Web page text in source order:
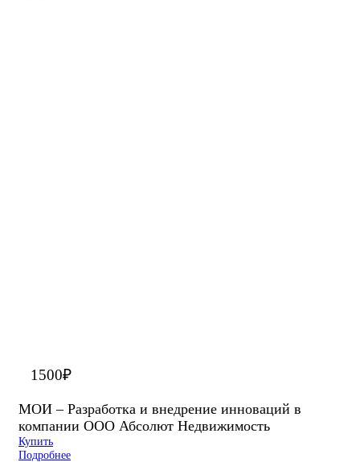
1500₽
МОИ – Разработка и внедрение инноваций в
компании ООО Абсолют Недвижимость
Купить
Подробнее